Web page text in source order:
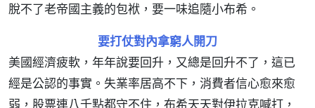
脫不了老帝國主義的包袱，要一味追隨小布希。
要打仗對內拿窮人開刀
美國經濟疲軟，年年說要回升，又總是回升不了，這已
經是公認的事實。失業率居高不下，消費者信心愈來愈
弱，股票連八千點都守不住，布希天天對伊拉克喊打，